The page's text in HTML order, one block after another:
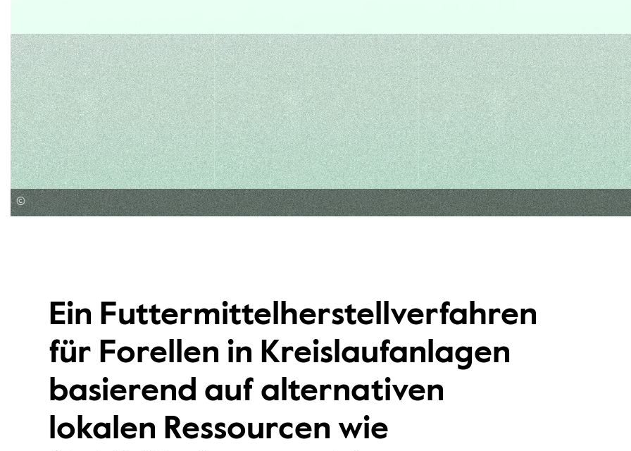
©
Ein Futtermittelherstellverfahren
für Forellen in Kreislaufanlagen
basierend auf alternativen
lokalen Ressourcen wie